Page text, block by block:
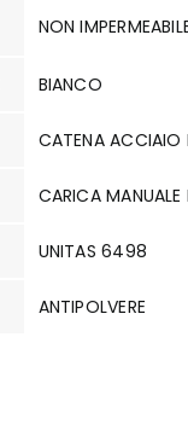
NON
BIANCO
CATENA ACCIAIO
CARICA
UNITAS 6498
ANTIPOLVERE